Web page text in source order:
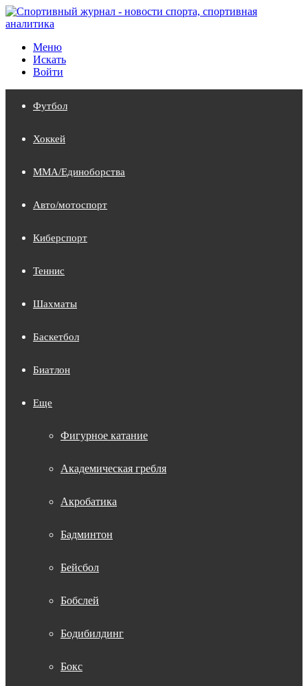
Меню
Искать
Войти
Футбол
Хоккей
MMA/Единоборства
Авто/мотоспорт
Киберспорт
Теннис
Шахматы
Баскетбол
Биатлон
Еще
Фигурное катание
Академическая гребля
Акробатика
Бадминтон
Бейсбол
Бобслей
Бодибилдинг
Бокс